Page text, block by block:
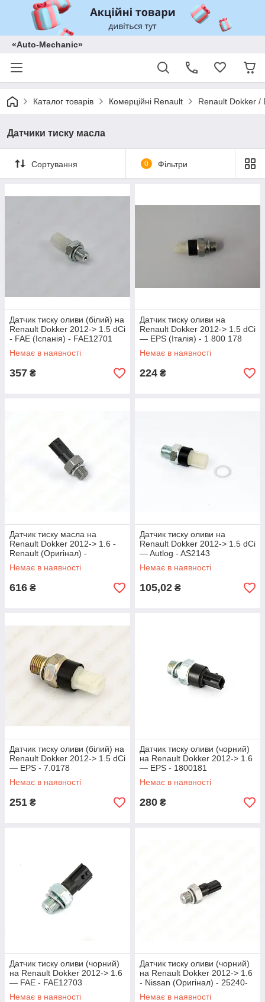
«Auto-Mechanic»
Каталог товарів Комерційні Renault Renault Dokker /
Датчики тиску масла
Сортування 0 Фільтри
Датчик тиску оливи (білий) на
Renault Dokker 2012-> 1.5 dCi
- FAE (Іспанія) - FAE12701
Немає в наявності
357 ₴
Датчик тиску оливи на
Renault Dokker 2012-> 1.5 dCi
— EPS (Італія) - 1 800 178
Немає в наявності
224 ₴
Датчик тиску масла на
Renault Dokker 2012-> 1.6 -
Renault (Оригінал) -
8200671275
Немає в наявності
616 ₴
Датчик тиску оливи на
Renault Dokker 2012-> 1.5 dCi
— Autlog - AS2143
Немає в наявності
105,02 ₴
Датчик тиску оливи (білий) на
Renault Dokker 2012-> 1.5 dCi
— EPS - 7.0178
Немає в наявності
251 ₴
Датчик тиску оливи (чорний)
на Renault Dokker 2012-> 1.6
— EPS - 1800181
Немає в наявності
280 ₴
Датчик тиску оливи (чорний)
на Renault Dokker 2012-> 1.6
— FAE - FAE12703
Немає в наявності
Датчик тиску оливи (чорний)
на Renault Dokker 2012-> 1.6
- Nissan (Оригінал) - 25240-
00Q0F
Немає в наявності